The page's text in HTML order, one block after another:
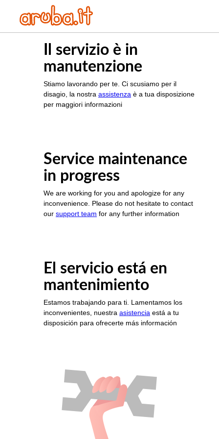
Il servizio è in
manutenzione
Stiamo lavorando per te. Ci scusiamo per il
disagio, la nostra assistenza è a tua disposizione
per maggiori informazioni
Service maintenance
in progress
We are working for you and apologize for any
inconvenience. Please do not hesitate to contact
our support team for any further information
El servicio está en
mantenimiento
Estamos trabajando para ti. Lamentamos los
inconvenientes, nuestra asistencia está a tu
disposición para ofrecerte más información